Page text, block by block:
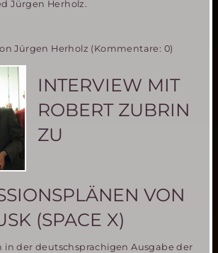
Jürgen Herholz.
Jürgen Herholz (Kommentare: 0)
INTERVIEW MIT
ROBERT ZUBRIN
ZU
VON
(SPACE X)
in der deutschsprachigen Ausgabe der